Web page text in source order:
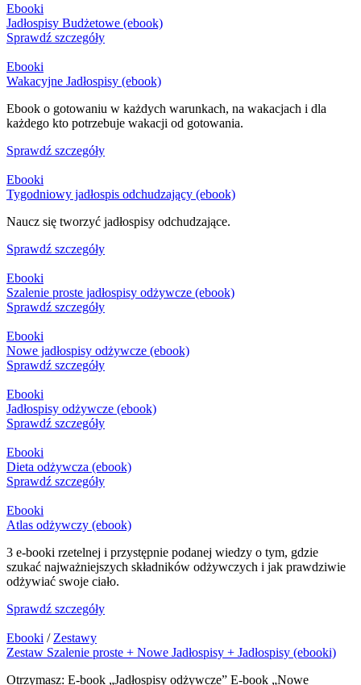
Ebooki
Jadłospisy Budżetowe (ebook)
Sprawdź szczegóły
Ebooki
Wakacyjne Jadłospisy (ebook)
Ebook o gotowaniu w każdych warunkach, na wakacjach i dla
każdego kto potrzebuje wakacji od gotowania.
Sprawdź szczegóły
Ebooki
Tygodniowy jadłospis odchudzający (ebook)
Naucz się tworzyć jadłospisy odchudzające.
Sprawdź szczegóły
Ebooki
Szalenie proste jadłospisy odżywcze (ebook)
Sprawdź szczegóły
Ebooki
Nowe jadłospisy odżywcze (ebook)
Sprawdź szczegóły
Ebooki
Jadłospisy odżywcze (ebook)
Sprawdź szczegóły
Ebooki
Dieta odżywcza (ebook)
Sprawdź szczegóły
Ebooki
Atlas odżywczy (ebook)
3 e-booki rzetelnej i przystępnie podanej wiedzy o tym, gdzie
szukać najważniejszych składników odżywczych i jak prawdziwie
odżywiać swoje ciało.
Sprawdź szczegóły
Ebooki / Zestawy
Zestaw Szalenie proste + Nowe Jadłospisy + Jadłospisy (ebooki)
Otrzymasz: E-book „Jadłospisy odżywcze” E-book „Nowe